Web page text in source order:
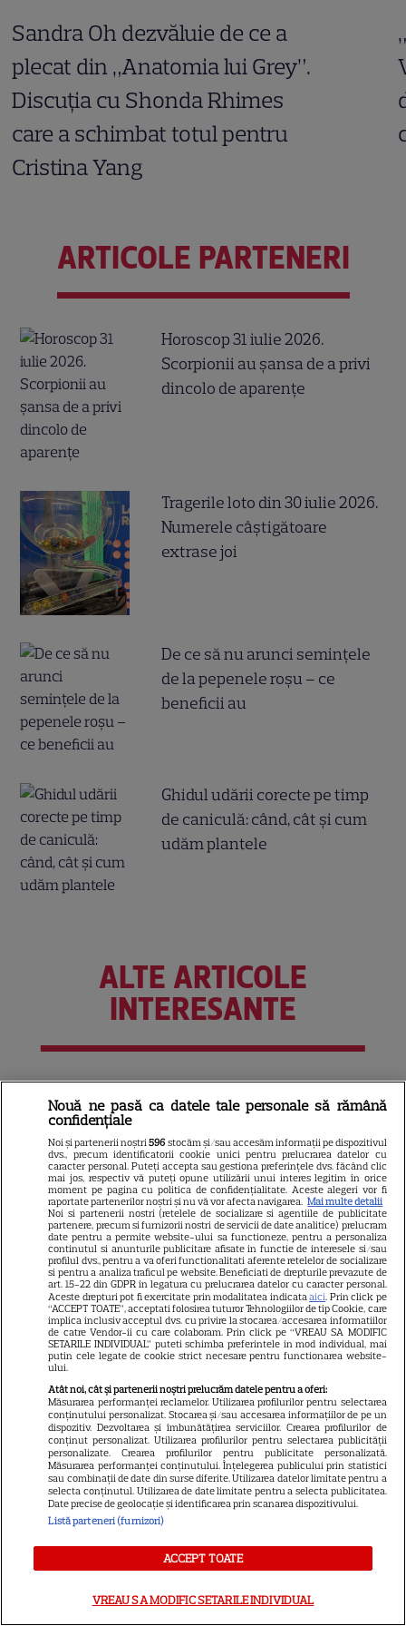
Sandra Oh dezvăluie de ce a
plecat din „Anatomia lui Grey”.
Discuția cu Shonda Rhimes
care a schimbat totul pentru
Cristina Yang
ARTICOLE PARTENERI
Horoscop 31 iulie 2026.
Scorpionii au șansa de a privi
dincolo de aparențe
Tragerile loto din 30 iulie 2026.
Numerele câştigătoare
extrase joi
De ce să nu arunci semințele
de la pepenele roșu – ce
beneficii au
Ghidul udării corecte pe timp
de caniculă: când, cât şi cum
udăm plantele
ALTE ARTICOLE
INTERESANTE
16
Robert De Niro, „Nosferatu” și
noile sezoane din „Outer
Banks” și „Un veac de
singurătate”
14
VEDETE STRĂINE
Sean Astin din „Stăpânul
Inelelor” a fost nevoit să își
vândă casa din cauza
salariului mic: Câți bani a
primit de fapt
14
VEDETE STRĂINE
Elon Musk, atac la adresa
regizorului premiat cu Oscar
care a realizat documentarul
despre viața sa. Filmul are 232
de minute
Marvel are un nou Black
Nouă ne pasă ca datele tale personale să rămână
confidențiale
Noi și partenerii noștri596 stocăm și/sau accesăm informații pe dispozitivul
dvs., precum identificatorii cookie unici pentru prelucrarea datelor cu
caracter personal. Puteți accepta sau gestiona preferințele dvs. făcând clic
mai jos, respectiv vă puteți opune utilizării unui interes legitim în orice
moment pe pagina cu politica de confidențialitate. Aceste alegeri vor fi
raportate partenerilor noștri și nu vă vor afecta navigarea. Mai multe detalii
Noi si partenerii nostri (retelele de socializare si agentiile de publicitate
partenere, precum si furnizorii nostri de servicii de date analitice) prelucram
date pentru a permite website-ului sa functioneze, pentru a personaliza
continutul si anunturile publicitare afisate in functie de interesele si/sau
profilul dvs., pentru a va oferi functionalitati aferente retelelor de socializare
si pentru a analiza traficul pe website. Beneficiati de drepturile prevazute de
art. 15-22 din GDPR in legatura cu prelucrarea datelor cu caracter personal.
Aceste drepturi pot fi exercitate prin modalitatea indicataaici. Prin click pe
“ACCEPT TOATE”, acceptati folosirea tuturor Tehnologiilor de tip Cookie, care
implica inclusiv acceptul dvs. cu privire la stocarea/accesarea informatiilor
de catre Vendor-ii cu care colaboram. Prin click pe “VREAU SA MODIFIC
SETARILE INDIVIDUAL” puteti schimba preferintele in mod individual, mai
putin cele legate de cookie strict necesare pentru functionarea website-
ului.
Atât noi, cât și partenerii noștri prelucrăm datele pentru a oferi:
Măsurarea performanței reclamelor. Utilizarea profilurilor pentru selectarea
conținutului personalizat. Stocarea și/sau accesarea informațiilor de pe un
dispozitiv. Dezvoltarea și îmbunătățirea serviciilor. Crearea profilurilor de
conținut personalizat. Utilizarea profilurilor pentru selectarea publicității
personalizate. Crearea profilurilor pentru publicitate personalizată.
Măsurarea performanței conținutului. Înțelegerea publicului prin statistici
sau combinații de date din surse diferite. Utilizarea datelor limitate pentru a
selecta conținutul. Utilizarea de date limitate pentru a selecta publicitatea.
Date precise de geolocație și identificarea prin scanarea dispozitivului.
Listă parteneri (furnizori)
ACCEPT TOATE
VREAU SA MODIFIC SETARILE INDIVIDUAL